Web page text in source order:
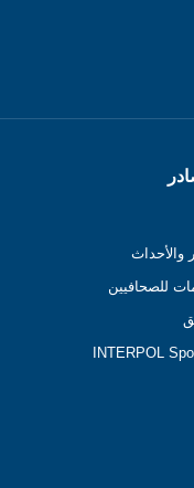
والأحداث
للصحافيين
INTERPOL